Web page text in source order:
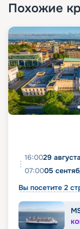
Похожие
16:0029
07:0005
Вы посетите 2